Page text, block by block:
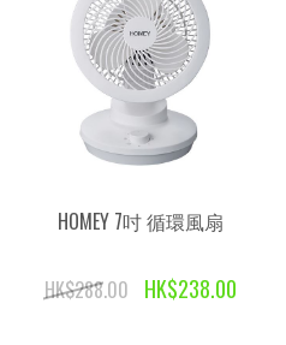
HOMEY 7吋 循環風扇
HK$288.00 HK$238.00